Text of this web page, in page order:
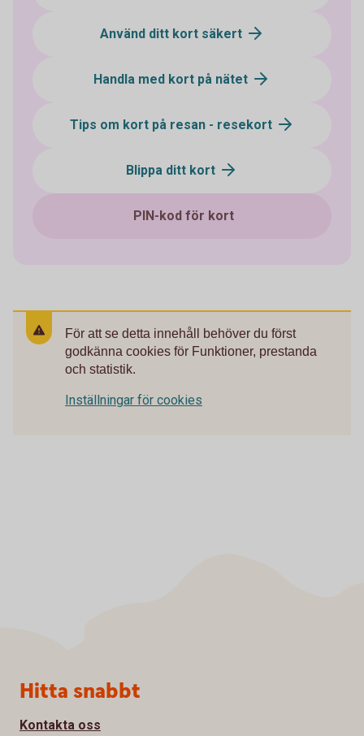
Använd ditt kort säkert
Handla med kort på nätet
Tips om kort på resan - resekort
Blippa ditt kort
PIN-kod för kort
För att se detta innehåll behöver du först
godkänna cookies för Funktioner, prestanda
och statistik.
Inställningar för cookies
Sidfot
Hitta snabbt
Kontakta oss